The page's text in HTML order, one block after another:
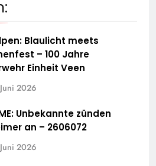
Blaulicht meets
– 100 Jahre
Einheit Veen
2026
Unbekannte zünden
an – 2606072
2026